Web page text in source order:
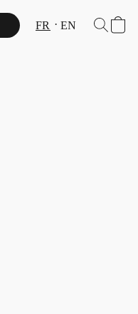
FR EN